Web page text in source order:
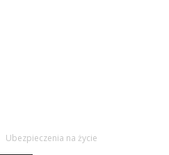
Ubezpieczenia na życie